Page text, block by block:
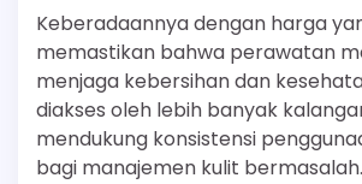
Keberadaannya dengan harga
memastikan bahwa perawatan
menjaga kebersihan dan
diakses oleh lebih banyak
mendukung konsistensi
bagi manajemen kulit bermasalah.